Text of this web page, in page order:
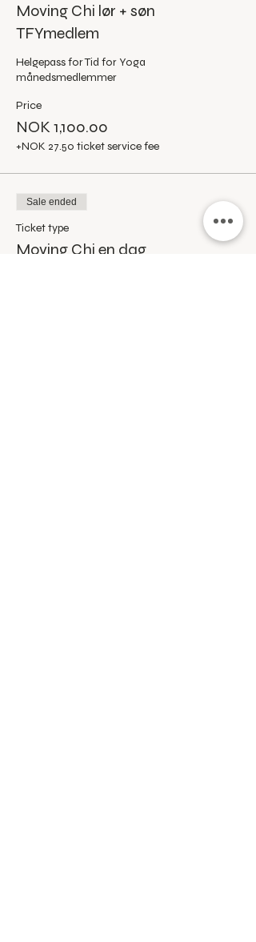
Moving Chi lør + søn
TFYmedlem
Helgepass for Tid for Yoga
månedsmedlemmer
Price
NOK 1,100.00
+NOK 27.50 ticket service fee
Sale ended
Ticket type
Moving Chi en dag